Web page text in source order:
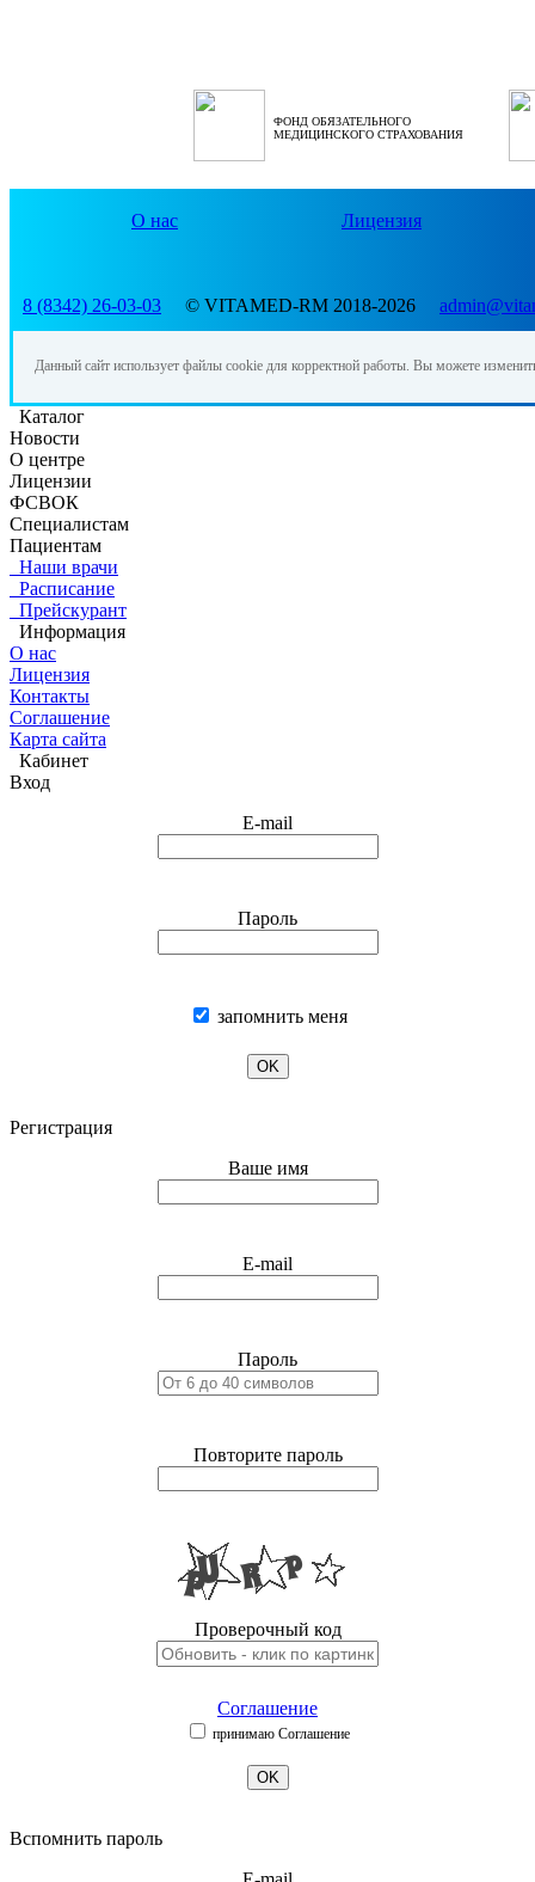
ФОНД ОБЯЗАТЕЛЬНОГО
МЕДИЦИНСКОГО СТРАХОВАНИЯ
О нас Лицензия
8 (8342) 26-03-03 © VITAMED-RM 2018-2026
Данный сайт использует файлы cookie для корректной работы. Вы можете
Каталог
Новости
О центре
Лицензии
ФСВОК
Специалистам
Пациентам
Наши врачи
Расписание
Прейскурант
Информация
О нас
Лицензия
Контакты
Соглашение
Карта сайта
Кабинет
Вход
E-mail
Пароль
запомнить меня
OK
Регистрация
Ваше имя
E-mail
Пароль
Повторите пароль
Проверочный код
Соглашение
принимаю Соглашение
OK
Вспомнить пароль